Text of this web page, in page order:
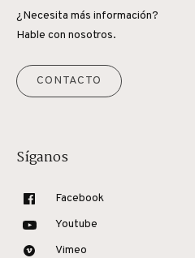
¿Necesita más información?
Hable con nosotros.
CONTACTO
Síganos
Facebook
Youtube
Vimeo